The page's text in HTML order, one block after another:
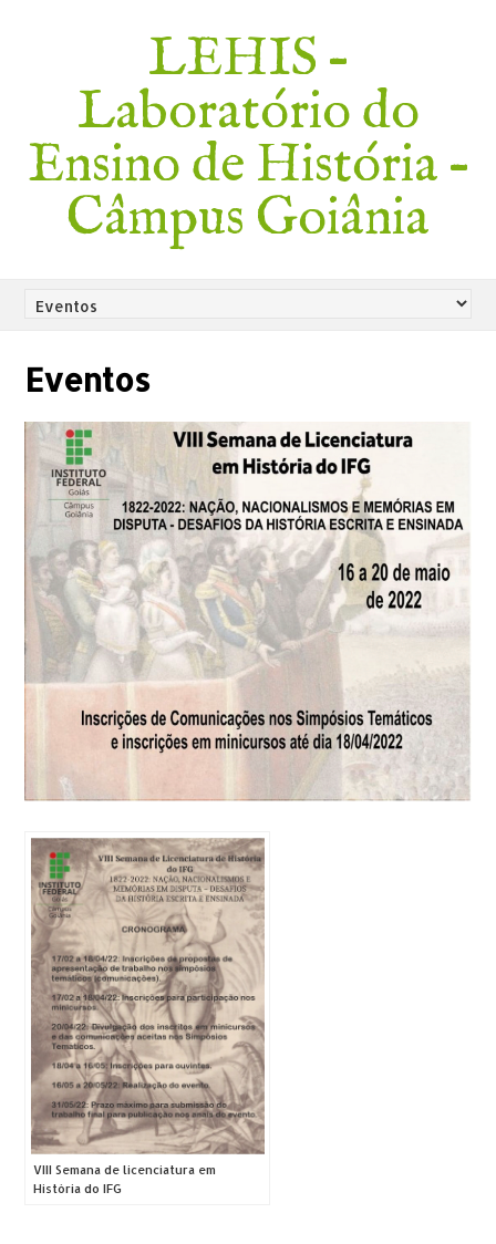
LEHIS –
Laboratório do
Ensino de História –
Câmpus Goiânia
Eventos
VIII Semana de licenciatura em
História do IFG